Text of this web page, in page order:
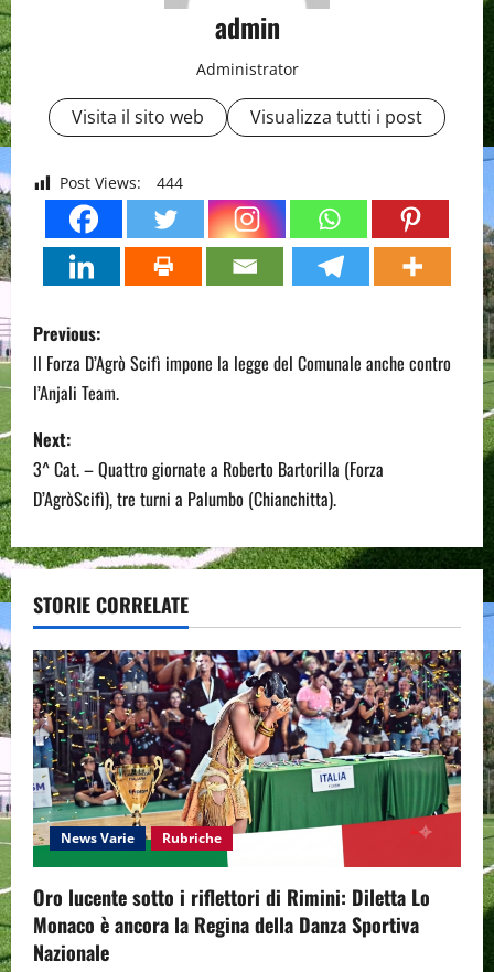
admin
Administrator
Visita il sito web Visualizza tutti i post
Post Views: 444
P
o
s
t
n
a
v
i
g
a
t
i
o
n
Previous:
Il Forza D’Agrò Scifì impone la legge del Comunale anche contro
l’Anjali Team.
Next:
3^ Cat. – Quattro giornate a Roberto Bartorilla (Forza
D’AgròScifì), tre turni a Palumbo (Chianchitta).
STORIE CORRELATE
News Varie Rubriche
Oro lucente sotto i riflettori di Rimini: Diletta Lo
Monaco è ancora la Regina della Danza Sportiva
Nazionale